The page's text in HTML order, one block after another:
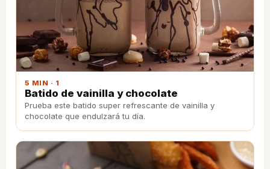
5 MIN · 1
Batido de vainilla y chocolate
Prueba este batido super refrescante de vainilla y
chocolate que endulzará tu día.